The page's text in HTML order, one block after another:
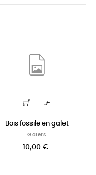

Bois fossile en galet
Galets
10,00 €